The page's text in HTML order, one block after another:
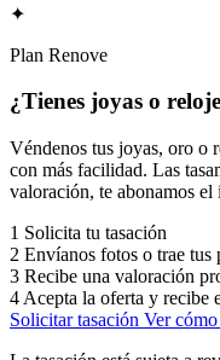
✦
Plan Renove
¿Tienes joyas o
Véndenos tus joyas, oro o
con más facilidad. Las
valoración, te abonamos
1 Solicita tu tasación
2 Envíanos fotos o trae tus
3 Recibe una valoración
4 Acepta la oferta y recibe
Solicitar tasación Ver